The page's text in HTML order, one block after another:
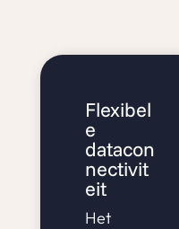
Flexibel
e
datacon
nectivit
eit
Het